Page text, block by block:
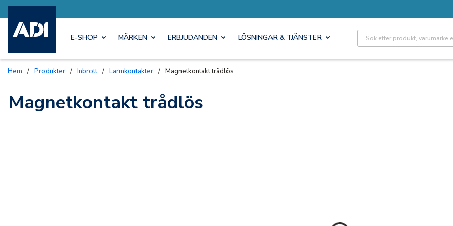
E-SHOP MÄRKEN ERBJUDANDEN LÖSNINGAR & TJÄNSTER Site Search
Hem / Produkter / Inbrott / Larmkontakter / Magnetkontakt trådlös
Magnetkontakt trådlös